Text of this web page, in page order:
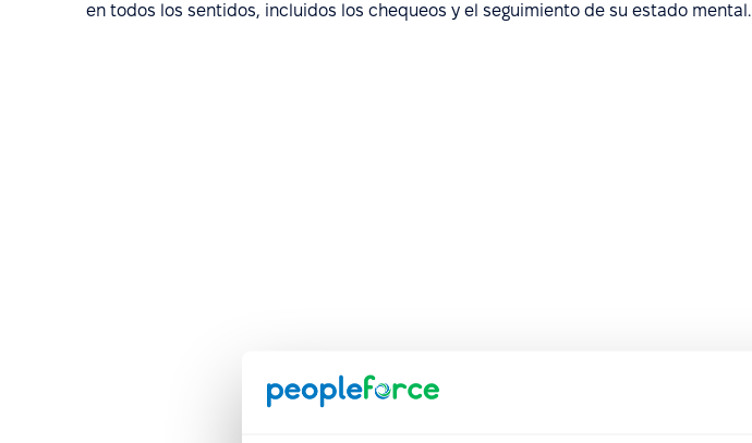
en todos los sentidos, incluidos los chequeos y el seguimiento de su estado mental.